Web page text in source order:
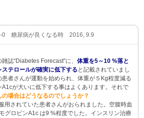
0 糖尿病が良くなる時 2016, 9.9
誌“Diabetes Forecast”に、体重を5～10 %落と
テロールが確実に低下する と記載されていまし
者さんが運動を始められ、体重が５Kg程度減る
A1cが大いに低下する事はよくあります。それで
場合はどうなるのでしょうか？
されていた患者さんがおられました。空腹時血
グロビンA1c は9 %程度でした。インスリン治療